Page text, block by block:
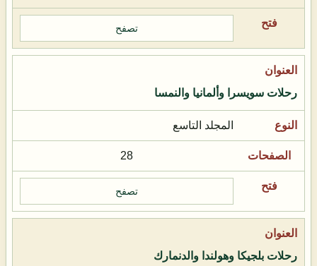
تصفح
رحلات سويسرا وألمانيا والنمسا
المجلد التاسع
28
تصفح
رحلات بلجيكا وهولندا والدنمارك